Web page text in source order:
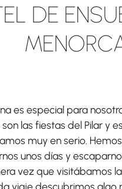
DE
es especial para
las fiestas del Pilar y
muy en serio.
unos días y
vez que visitábamos
viaje descubrimos algo